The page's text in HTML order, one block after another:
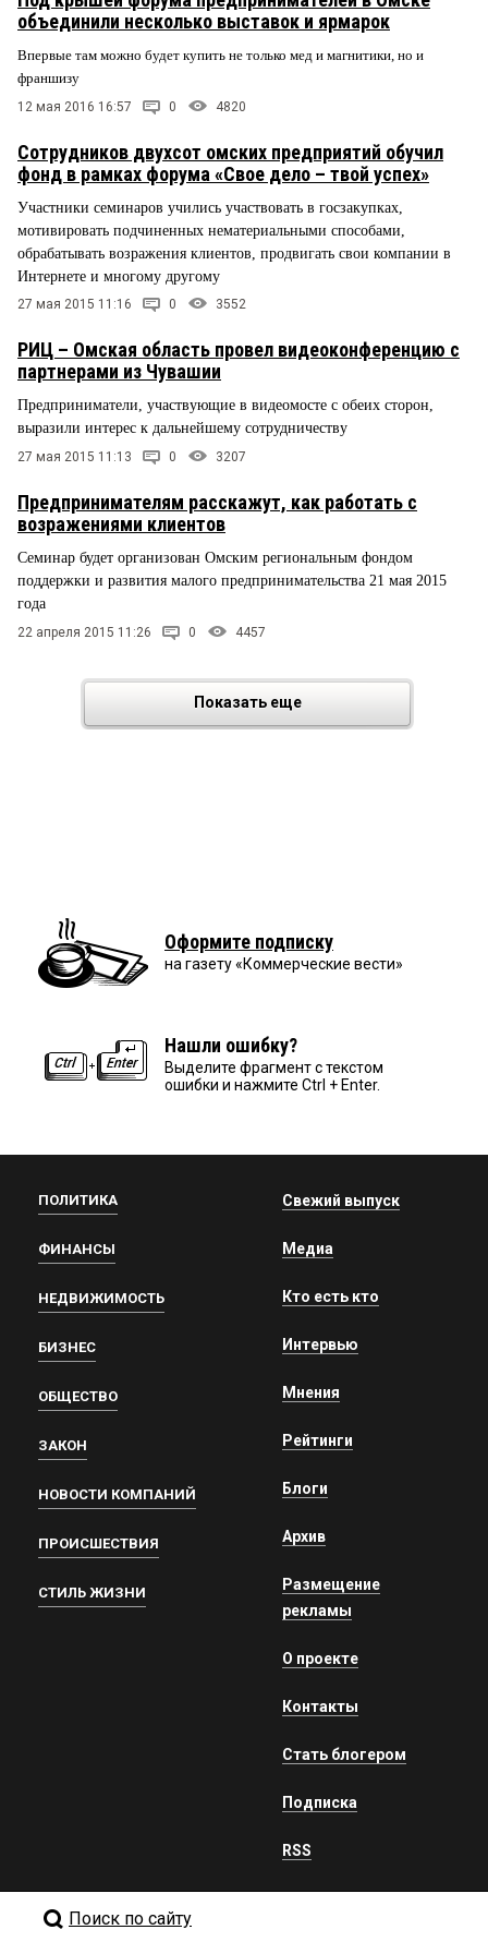
объединили несколько выставок и ярмарок
Впервые там можно будет купить не только мед и магнитики, но и
франшизу
12 мая 2016 16:57 0 4820
Сотрудников двухсот омских предприятий обучил
фонд в рамках форума «Свое дело – твой успех»
Участники семинаров учились участвовать в госзакупках,
мотивировать подчиненных нематериальными способами,
обрабатывать возражения клиентов, продвигать свои компании в
Интернете и многому другому
27 мая 2015 11:16 0 3552
РИЦ – Омская область провел видеоконференцию с
партнерами из Чувашии
Предприниматели, участвующие в видеомосте с обеих сторон,
выразили интерес к дальнейшему сотрудничеству
27 мая 2015 11:13 0 3207
Предпринимателям расскажут, как работать с
возражениями клиентов
Семинар будет организован Омским региональным фондом
поддержки и развития малого предпринимательства 21 мая 2015
года
22 апреля 2015 11:26 0 4457
Показать еще
Оформите подписку
на газету «Коммерческие вести»
Нашли ошибку?
Выделите фрагмент с текстом
ошибки и нажмите Ctrl + Enter.
ПОЛИТИКА
ФИНАНСЫ
НЕДВИЖИМОСТЬ
БИЗНЕС
ОБЩЕСТВО
ЗАКОН
НОВОСТИ КОМПАНИЙ
ПРОИСШЕСТВИЯ
СТИЛЬ ЖИЗНИ
Свежий выпуск
Медиа
Кто есть кто
Интервью
Мнения
Рейтинги
Блоги
Архив
Размещение
рекламы
О проекте
Контакты
Стать блогером
Подписка
RSS
Поиск по сайту